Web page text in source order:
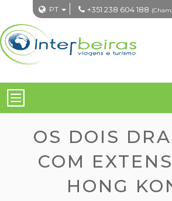
PT +351 238 604 188
OS DOIS
COM
HONG